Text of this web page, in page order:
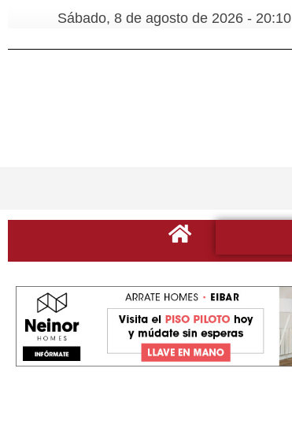
Sábado, 8 de agosto de 2026 - 20:10